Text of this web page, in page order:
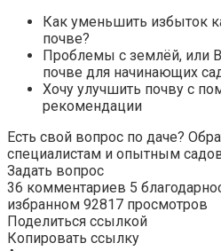
Как уменьшить избыток
почве?
Проблемы с землёй, или
почве для начинающих
Хочу улучшить почву с
рекомендации
Есть свой вопрос по даче?
специалистам и опытным
Задать вопрос
36 комментариев 5
избранном 92817 просмотров
Поделиться ссылкой
Копировать ссылку